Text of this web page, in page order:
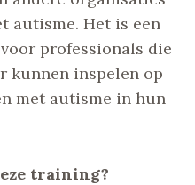
autisme. Het is een
professionals die
kunnen inspelen op
met autisme in hun
training?